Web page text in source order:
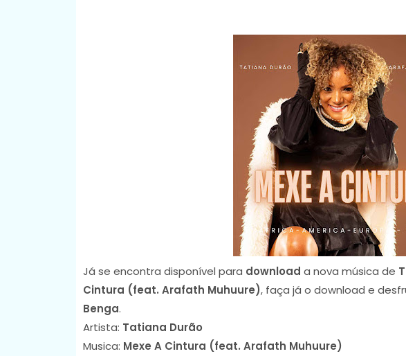
Já se encontra disponível para download a nova música de
Cintura (feat. Arafath Muhuure), faça já o download e
Benga.
Artista: Tatiana Durão
Musica: Mexe A Cintura (feat. Arafath Muhuure)